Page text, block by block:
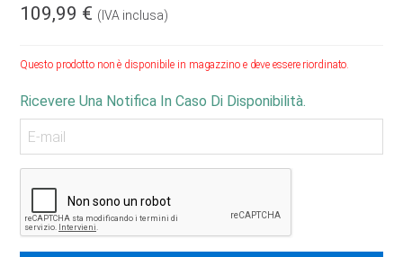
109,99 € (IVA inclusa)
Questo prodotto non è disponibile in magazzino e deve essere riordinato.
Ricevere Una Notifica In Caso Di Disponibilità.